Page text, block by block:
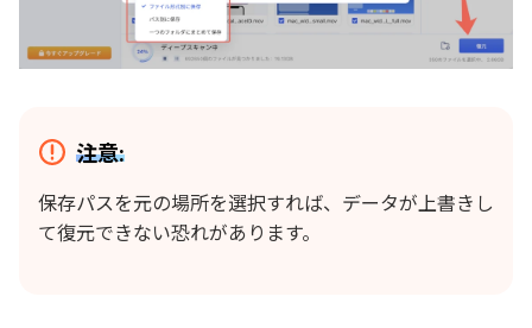
注意:
保存パスを元の場所を選択すれば、データが上書きし
て復元できない恐れがあります。